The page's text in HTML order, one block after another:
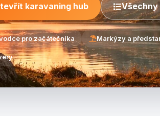
karavaning hub
pro začátečníka Markýzy a